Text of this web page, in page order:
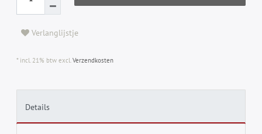
Verlanglijstje
* incl. 21% btw excl.Verzendkosten
Details